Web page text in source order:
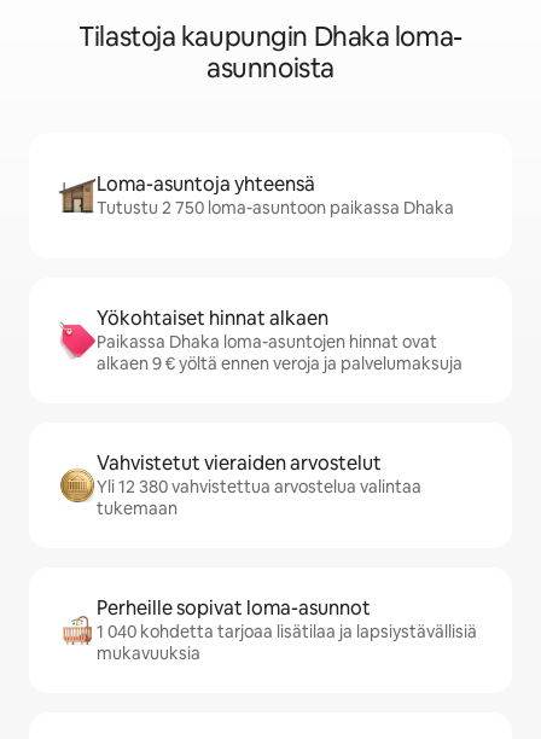
Tilastoja kaupungin Dhaka loma-
asunnoista
Loma-asuntoja yhteensä
Tutustu 2 750 loma-asuntoon paikassa Dhaka
Yökohtaiset hinnat alkaen
Paikassa Dhaka loma-asuntojen hinnat ovat
alkaen 9 € yöltä ennen veroja ja palvelumaksuja
Vahvistetut vieraiden arvostelut
Yli 12 380 vahvistettua arvostelua valintaa
tukemaan
Perheille sopivat loma-asunnot
1 040 kohdetta tarjoaa lisätilaa ja lapsiystävällisiä
mukavuuksia